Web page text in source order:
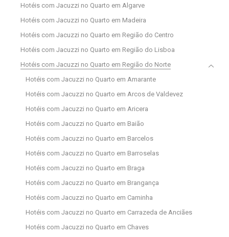
Hotéis com Jacuzzi no Quarto em Algarve
Hotéis com Jacuzzi no Quarto em Madeira
Hotéis com Jacuzzi no Quarto em Região do Centro
Hotéis com Jacuzzi no Quarto em Região do Lisboa
Hotéis com Jacuzzi no Quarto em Região do Norte
Hotéis com Jacuzzi no Quarto em Amarante
Hotéis com Jacuzzi no Quarto em Arcos de Valdevez
Hotéis com Jacuzzi no Quarto em Aricera
Hotéis com Jacuzzi no Quarto em Baião
Hotéis com Jacuzzi no Quarto em Barcelos
Hotéis com Jacuzzi no Quarto em Barroselas
Hotéis com Jacuzzi no Quarto em Braga
Hotéis com Jacuzzi no Quarto em Brangança
Hotéis com Jacuzzi no Quarto em Caminha
Hotéis com Jacuzzi no Quarto em Carrazeda de Anciães
Hotéis com Jacuzzi no Quarto em Chaves